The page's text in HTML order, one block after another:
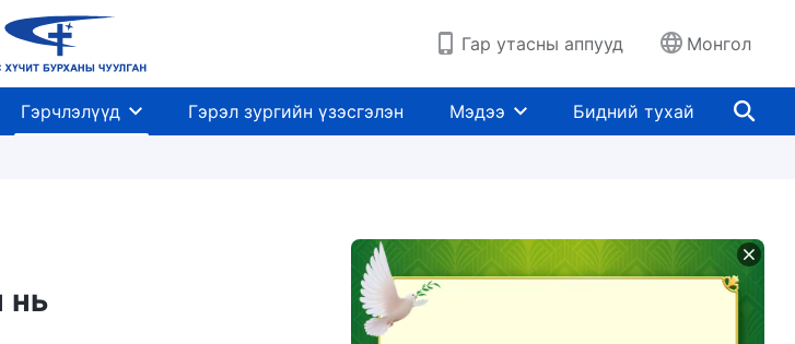
Гар утасны аппууд Монгол
Гэрчлэлүүд Гэрэл зургийн үзэсгэлэн Мэдээ Бидний тухай
нь